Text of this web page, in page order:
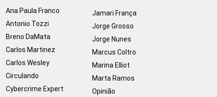
Ana Paula Franco
Antonio Tozzi
Breno DaMata
Carlos Martinez
Carlos Wesley
Circulando
Cybercrime Expert
Jamari França
Jorge Grosso
Jorge Nunes
Marcus Coltro
Marina Elliot
Marta Ramos
Opinião